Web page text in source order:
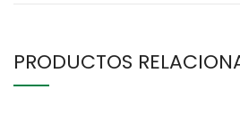
PRODUCTOS